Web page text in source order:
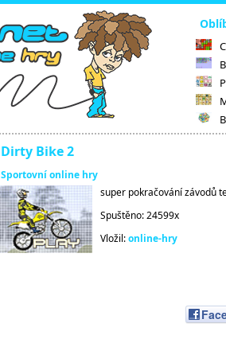
Dirty Bike 2
Sportovní online hry
super pokračování závodů
Spuštěno: 24599x
Vložil:online-hry